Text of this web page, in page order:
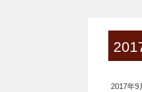
2017年9